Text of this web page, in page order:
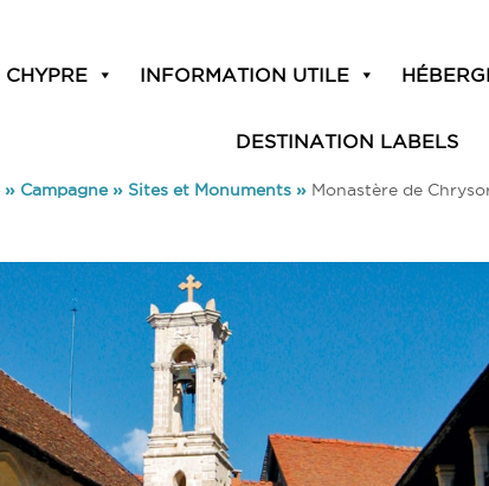
INFORMATION UTILE
DESTINATION LABELS
» Campagne» Sites et Monuments » Monastère de